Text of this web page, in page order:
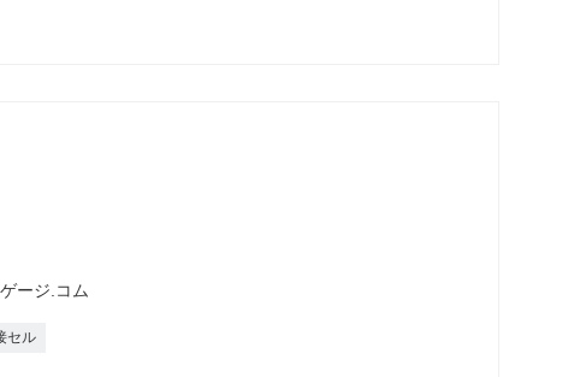
ージ.コム
セル